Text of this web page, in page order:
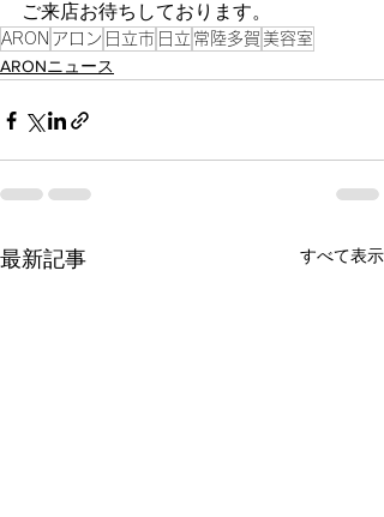
ご来店お待ちしております。
ARON アロン 日立市 日立 常陸多賀 美容室
ARONニュース
最新記事 すべて表示